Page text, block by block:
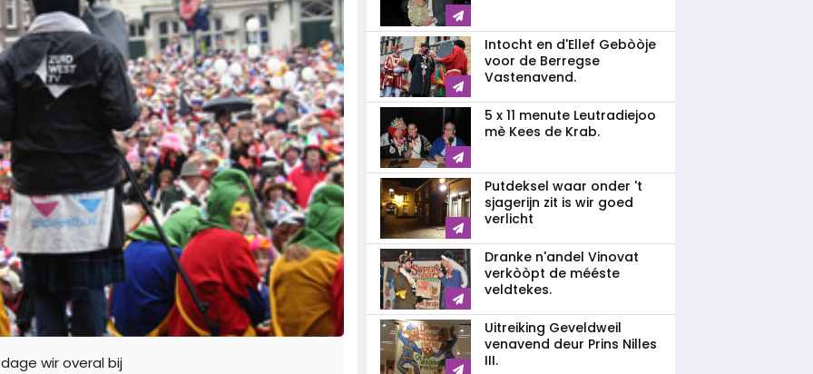
wir overal bij
Intocht en d'Ellef Gebòòje
voor de Berregse
Vastenavend.
5 x 11 menute Leutradiejoo
mè Kees de Krab.
Putdeksel waar onder 't
sjagerijn zit is wir goed
verlicht
Dranke n'andel Vinovat
verkòòpt de mééste
veldtekes.
Uitreiking Geveldweil
venavend deur Prins Nilles
III.